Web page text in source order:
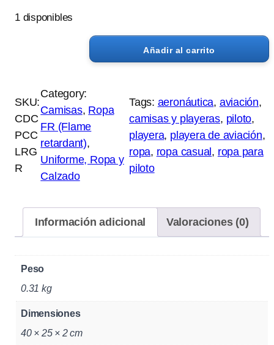
1 disponibles
i
s
a
D
u
t
N
m
e
C
Añadir al carrito
SKU:
CDC
PCC
LRG
R
Category:
Camisas, Ropa
FR (Flame
retardant)
Uniforme, Ropa y
Calzado
Tags: aeronáutica, aviación
camisas y playeras, piloto
playera, playera de aviación
ropa, ropa casual, ropa para
piloto
Información adicional Valoraciones (0)
Peso
0.31 kg
Dimensiones
40 × 25 × 2 cm